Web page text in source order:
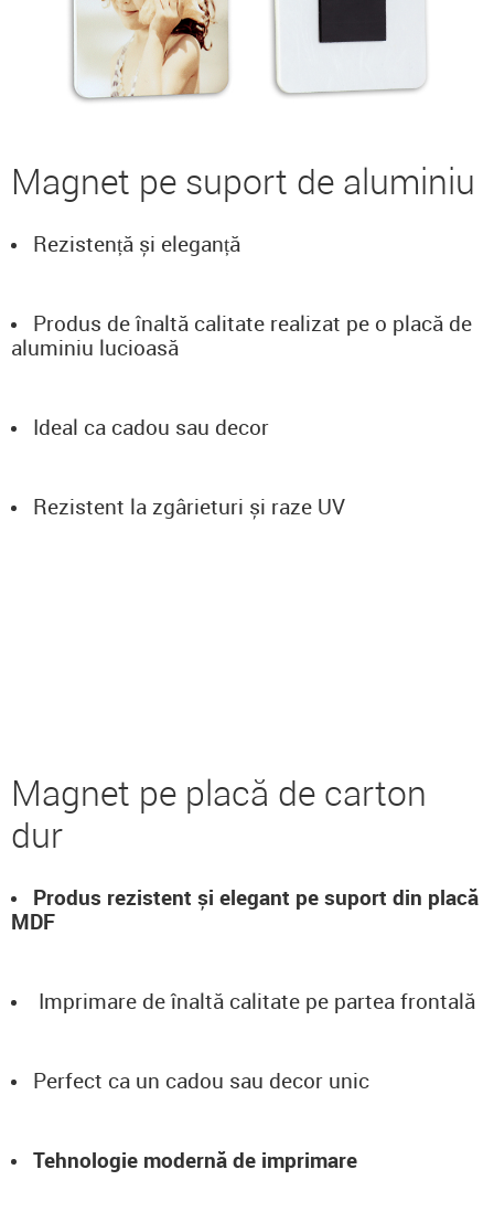
Magnet pe suport de aluminiu
Rezistență și eleganță
Produs de înaltă calitate realizat pe o placă de
aluminiu lucioasă
Ideal ca cadou sau decor
Rezistent la zgârieturi și raze UV
Magnet pe placă de carton
dur
Produs rezistent și elegant pe suport din placă
MDF
Imprimare de înaltă calitate pe partea frontală
Perfect ca un cadou sau decor unic
Tehnologie modernă de imprimare